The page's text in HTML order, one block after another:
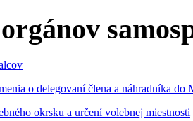
o delegovaní člena a náhradníka
okrsku a určení volebnej miestnosti